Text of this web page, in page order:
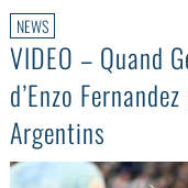
NEWS
VIDEO – Quand
d’Enzo
Argentins